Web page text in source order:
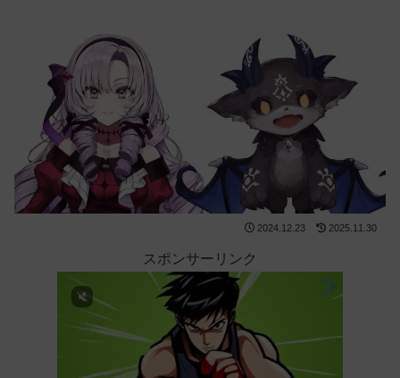
2024.12.23 2025.11.30
スポンサーリンク